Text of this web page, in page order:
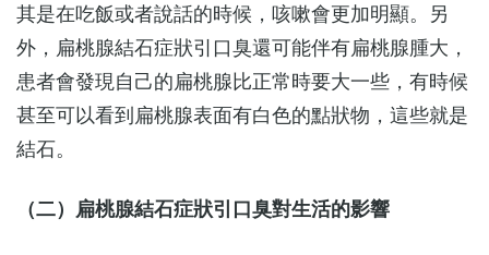
其是在吃飯或者說話的時候，咳嗽會更加明顯。另
外，扁桃腺結石症狀引口臭還可能伴有扁桃腺腫大，
患者會發現自己的扁桃腺比正常時要大一些，有時候
甚至可以看到扁桃腺表面有白色的點狀物，這些就是
結石。
（二）扁桃腺結石症狀引口臭對生活的影響